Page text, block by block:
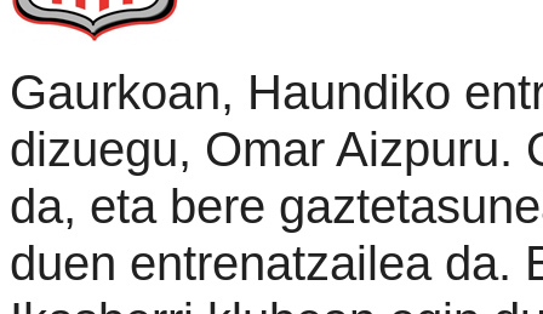
Gaurkoan, Haundiko
dizuegu, Omar Aizpuru.
da, eta bere
duen entrenatzailea da.